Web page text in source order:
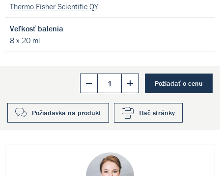
Thermo Fisher Scientific QY
Veľkosť balenia
8 x 20 ml
Požiadať o cenu
Požiadavka na produkt Tlač stránky